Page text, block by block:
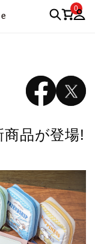
0
商品が登場!